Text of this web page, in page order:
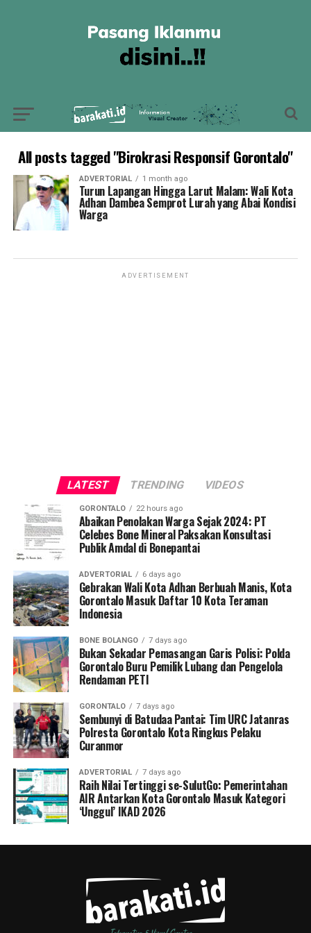
All posts tagged "Birokrasi Responsif Gorontalo"
ADVERTORIAL 1 month ago
Turun Lapangan Hingga Larut Malam: Wali Kota
Adhan Dambea Semprot Lurah yang Abai Kondisi
Warga
ADVERTISEMENT
LATEST TRENDING VIDEOS
GORONTALO 22 hours ago
Abaikan Penolakan Warga Sejak 2024: PT
Celebes Bone Mineral Paksakan Konsultasi
Publik Amdal di Bonepantai
ADVERTORIAL 6 days ago
Gebrakan Wali Kota Adhan Berbuah Manis, Kota
Gorontalo Masuk Daftar 10 Kota Teraman
Indonesia
BONE BOLANGO 7 days ago
Bukan Sekadar Pemasangan Garis Polisi: Polda
Gorontalo Buru Pemilik Lubang dan Pengelola
Rendaman PETI
GORONTALO 7 days ago
Sembunyi di Batudaa Pantai: Tim URC Jatanras
Polresta Gorontalo Kota Ringkus Pelaku
Curanmor
ADVERTORIAL 7 days ago
Raih Nilai Tertinggi se-SulutGo: Pemerintahan
AIR Antarkan Kota Gorontalo Masuk Kategori
‘Unggul’ IKAD 2026